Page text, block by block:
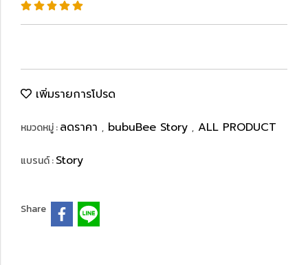
เพิ่มรายการโปรด
หมวดหมู่ :ลดราคา , bubuBee Story , ALL PRODUCT
แบรนด์ :Story
Share